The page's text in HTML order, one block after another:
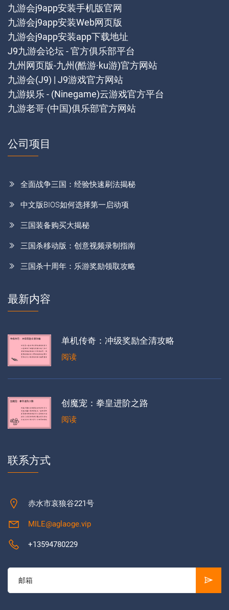
九游会j9app安装手机版官网
九游会j9app安装Web网页版
九游会j9app安装app下载地址
J9九游会论坛 - 官方俱乐部平台
九州网页版-九州(酷游·ku游)官方网站
九游会(J9) | J9游戏官方网站
九游娱乐 - (Ninegame)云游戏官方平台
九游老哥·(中国)俱乐部官方网站
公司项目
全面战争三国：经验快速刷法揭秘
中文版BIOS如何选择第一启动项
三国装备购买大揭秘
三国杀移动版：创意视频录制指南
三国杀十周年：乐游奖励领取攻略
最新内容
单机传奇：冲级奖励全清攻略
阅读
创魔宠：拳皇进阶之路
阅读
联系方式
赤水市哀狼谷221号
MILE@aglaoge.vip
+13594780229